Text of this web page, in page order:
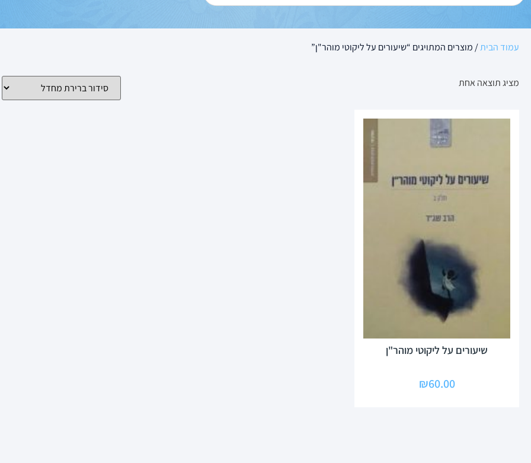
עמוד הבית/ מוצרים המתויגים “שיעורים על ליקוטי מוהר"ן”
מציג תוצאה אחת
שיעורים על ליקוטי מוהר"ן
₪60.00